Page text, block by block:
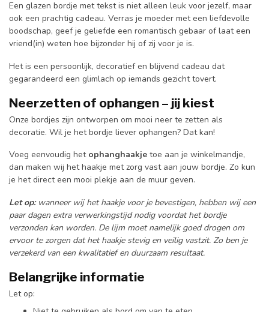
Een glazen bordje met tekst is niet alleen leuk voor jezelf, maar
ook een prachtig cadeau. Verras je moeder met een liefdevolle
boodschap, geef je geliefde een romantisch gebaar of laat een
vriend(in) weten hoe bijzonder hij of zij voor je is.
Het is een persoonlijk, decoratief en blijvend cadeau dat
gegarandeerd een glimlach op iemands gezicht tovert.
Neerzetten of ophangen – jij kiest
Onze bordjes zijn ontworpen om mooi neer te zetten als
decoratie. Wil je het bordje liever ophangen? Dat kan!
Voeg eenvoudig het ophanghaakje toe aan je winkelmandje,
dan maken wij het haakje met zorg vast aan jouw bordje. Zo kun
je het direct een mooi plekje aan de muur geven.
Let op:wanneer wij het haakje voor je bevestigen, hebben wij een
paar dagen extra verwerkingstijd nodig voordat het bordje
verzonden kan worden. De lijm moet namelijk goed drogen om
ervoor te zorgen dat het haakje stevig en veilig vastzit. Zo ben je
verzekerd van een kwalitatief en duurzaam resultaat.
Belangrijke informatie
Let op: